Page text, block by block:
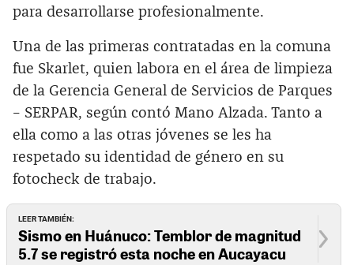
para desarrollarse profesionalmente.
Una de las primeras contratadas en la comuna
fue Skarlet, quien labora en el área de limpieza
de la Gerencia General de Servicios de Parques
– SERPAR, según contó Mano Alzada. Tanto a
ella como a las otras jóvenes se les ha
respetado su identidad de género en su
fotocheck de trabajo.
LEER TAMBIÉN:
Sismo en Huánuco: Temblor de magnitud
5.7 se registró esta noche en Aucayacu